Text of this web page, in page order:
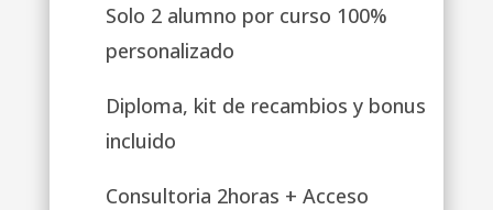
Solo 2 alumno por curso 100%
personalizado
Diploma, kit de recambios y bonus
incluido
Consultoria 2horas + Acceso